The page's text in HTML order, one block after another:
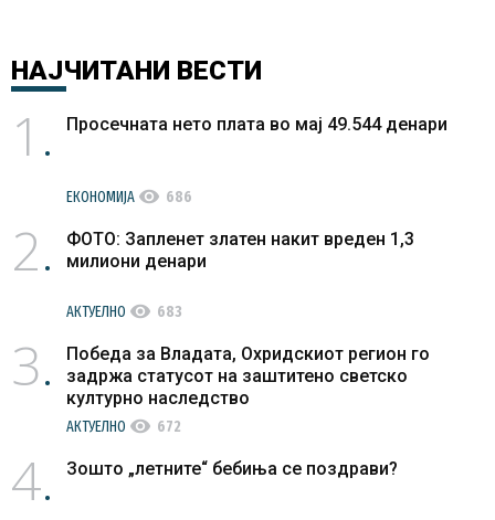
НАЈЧИТАНИ ВЕСТИ
1 Просечната нето плата во мај 49.544 денари
ЕКОНОМИЈА visibility 686
2
ФОТО: Запленет златен накит вреден 1,3
милиони денари
АКТУЕЛНО visibility 683
3
Победа за Владата, Охридскиот регион го
задржа статусот на заштитено светско
културно наследство
АКТУЕЛНО visibility 672
4 Зошто „летните“ бебиња се поздрави?